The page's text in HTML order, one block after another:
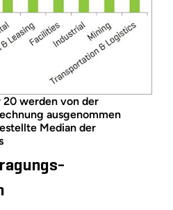
werden von der
ausgenommen
Median der